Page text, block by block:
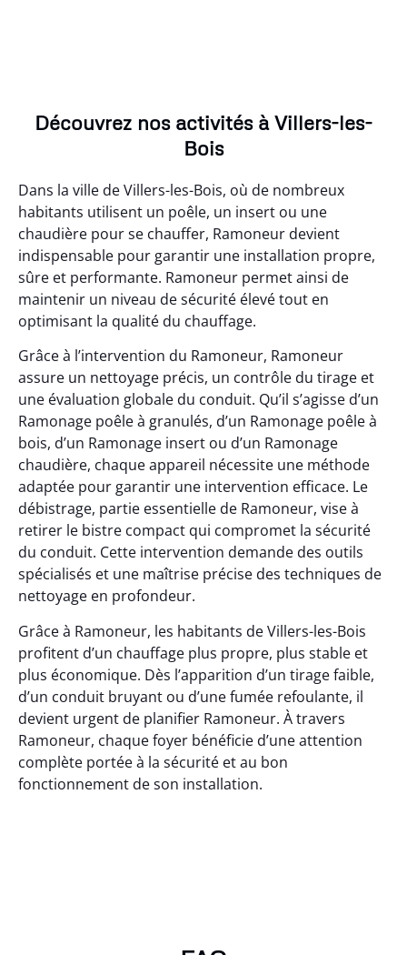
Découvrez nos activités à Villers-les-
Bois
Dans la ville de Villers-les-Bois, où de nombreux
habitants utilisent un poêle, un insert ou une
chaudière pour se chauffer, Ramoneur devient
indispensable pour garantir une installation propre,
sûre et performante. Ramoneur permet ainsi de
maintenir un niveau de sécurité élevé tout en
optimisant la qualité du chauffage.
Grâce à l’intervention du Ramoneur, Ramoneur
assure un nettoyage précis, un contrôle du tirage et
une évaluation globale du conduit. Qu’il s’agisse d’un
Ramonage poêle à granulés, d’un Ramonage poêle à
bois, d’un Ramonage insert ou d’un Ramonage
chaudière, chaque appareil nécessite une méthode
adaptée pour garantir une intervention efficace. Le
débistrage, partie essentielle de Ramoneur, vise à
retirer le bistre compact qui compromet la sécurité
du conduit. Cette intervention demande des outils
spécialisés et une maîtrise précise des techniques de
nettoyage en profondeur.
Grâce à Ramoneur, les habitants de Villers-les-Bois
profitent d’un chauffage plus propre, plus stable et
plus économique. Dès l’apparition d’un tirage faible,
d’un conduit bruyant ou d’une fumée refoulante, il
devient urgent de planifier Ramoneur. À travers
Ramoneur, chaque foyer bénéficie d’une attention
complète portée à la sécurité et au bon
fonctionnement de son installation.